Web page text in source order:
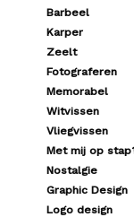
Barbeel
Karper
Zeelt
Fotograferen
Memorabel
Witvissen
Vliegvissen
Met mij op
Nostalgie
Graphic Design
Logo design